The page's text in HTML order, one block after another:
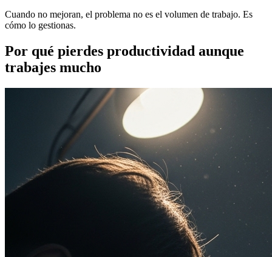
Cuando no mejoran, el problema no es el volumen de trabajo. Es
cómo lo gestionas.
Por qué pierdes productividad aunque
trabajes mucho